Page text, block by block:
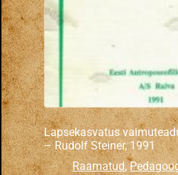
Lapsekasvatus
– Rudolf Steiner, 1991
Raamatud,